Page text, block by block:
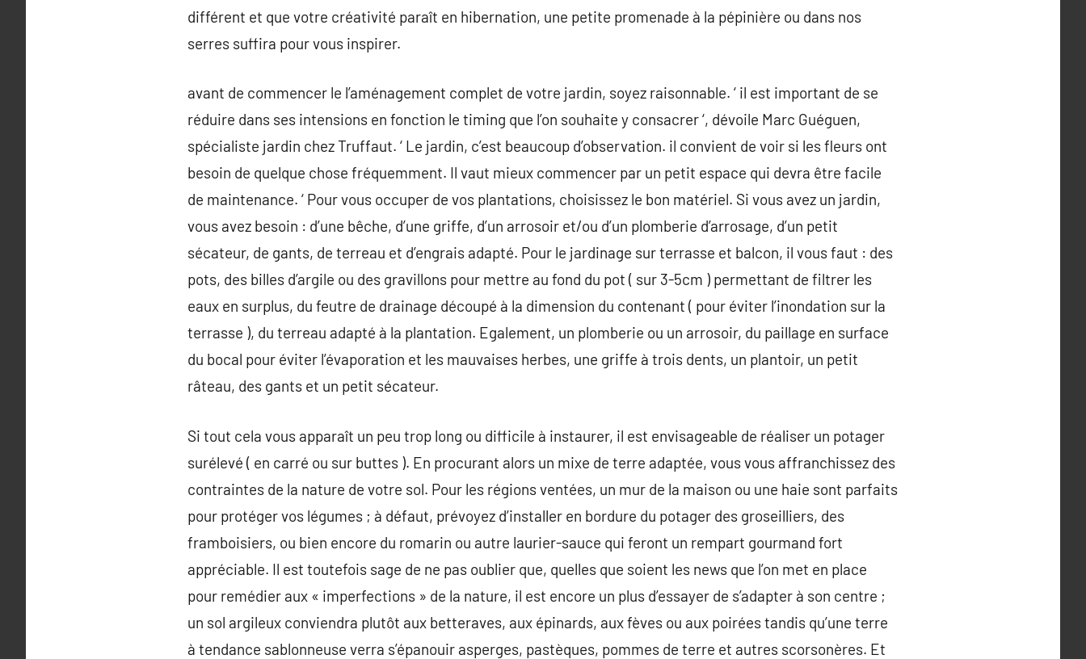
différent et que votre créativité paraît en hibernation, une petite promenade à la pépinière ou dans nos
serres suffira pour vous inspirer.
avant de commencer le l’aménagement complet de votre jardin, soyez raisonnable. ‘ il est important de se
réduire dans ses intensions en fonction le timing que l’on souhaite y consacrer ‘, dévoile Marc Guéguen,
spécialiste jardin chez Truffaut. ‘ Le jardin, c’est beaucoup d’observation. il convient de voir si les fleurs ont
besoin de quelque chose fréquemment. Il vaut mieux commencer par un petit espace qui devra être facile
de maintenance. ‘ Pour vous occuper de vos plantations, choisissez le bon matériel. Si vous avez un jardin,
vous avez besoin : d’une bêche, d’une griffe, d’un arrosoir et/ou d’un plomberie d’arrosage, d’un petit
sécateur, de gants, de terreau et d’engrais adapté. Pour le jardinage sur terrasse et balcon, il vous faut : des
pots, des billes d’argile ou des gravillons pour mettre au fond du pot ( sur 3-5cm ) permettant de filtrer les
eaux en surplus, du feutre de drainage découpé à la dimension du contenant ( pour éviter l’inondation sur la
terrasse ), du terreau adapté à la plantation. Egalement, un plomberie ou un arrosoir, du paillage en surface
du bocal pour éviter l’évaporation et les mauvaises herbes, une griffe à trois dents, un plantoir, un petit
râteau, des gants et un petit sécateur.
Si tout cela vous apparaît un peu trop long ou difficile à instaurer, il est envisageable de réaliser un potager
surélevé ( en carré ou sur buttes ). En procurant alors un mixe de terre adaptée, vous vous affranchissez des
contraintes de la nature de votre sol. Pour les régions ventées, un mur de la maison ou une haie sont parfaits
pour protéger vos légumes ; à défaut, prévoyez d’installer en bordure du potager des groseilliers, des
framboisiers, ou bien encore du romarin ou autre laurier-sauce qui feront un rempart gourmand fort
appréciable. Il est toutefois sage de ne pas oublier que, quelles que soient les news que l’on met en place
pour remédier aux « imperfections » de la nature, il est encore un plus d’essayer de s’adapter à son centre ;
un sol argileux conviendra plutôt aux betteraves, aux épinards, aux fèves ou aux poirées tandis qu’une terre
à tendance sablonneuse verra s’épanouir asperges, pastèques, pommes de terre et autres scorsonères. Et